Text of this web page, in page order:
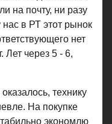
на почту, ни разу
в РТ этот рынок
нет
Лет через 5 - 6,
технику
На покупке
экономлю